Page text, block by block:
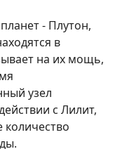
- Плутон,
в
на их мощь,
узел
с Лилит,